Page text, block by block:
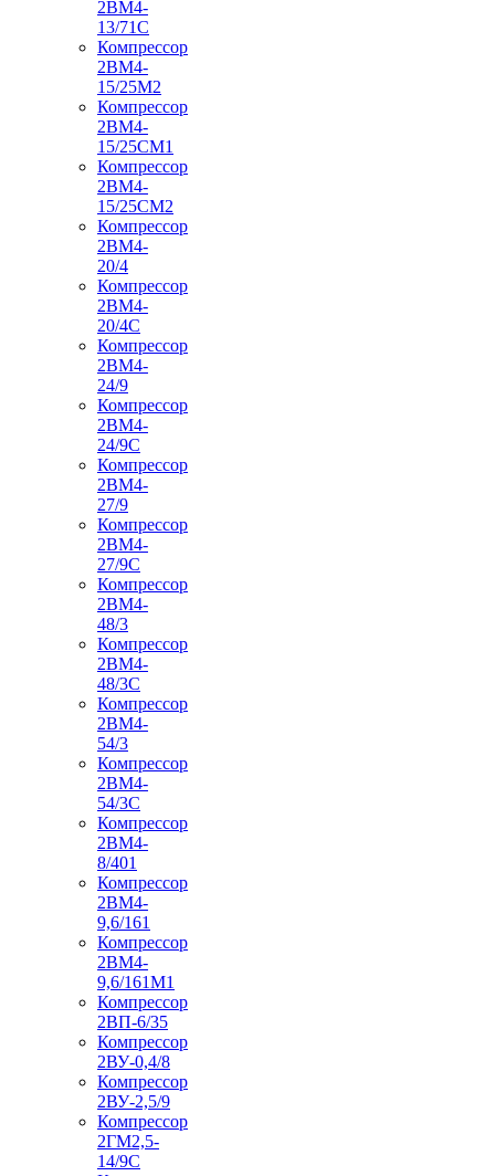
2ВМ4-
13/71С
Компрессор
2ВМ4-
15/25М2
Компрессор
2ВМ4-
15/25СМ1
Компрессор
2ВМ4-
15/25СМ2
Компрессор
2ВМ4-
20/4
Компрессор
2ВМ4-
20/4С
Компрессор
2ВМ4-
24/9
Компрессор
2ВМ4-
24/9С
Компрессор
2ВМ4-
27/9
Компрессор
2ВМ4-
27/9С
Компрессор
2ВМ4-
48/3
Компрессор
2ВМ4-
48/3С
Компрессор
2ВМ4-
54/3
Компрессор
2ВМ4-
54/3С
Компрессор
2ВМ4-
8/401
Компрессор
2ВМ4-
9,6/161
Компрессор
2ВМ4-
9,6/161М1
Компрессор
2ВП-6/35
Компрессор
2ВУ-0,4/8
Компрессор
2ВУ-2,5/9
Компрессор
2ГМ2,5-
14/9С